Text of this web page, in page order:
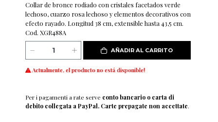
Collar de bronce rodiado con cristales facetados verde
lechoso, cuarzo rosa lechoso y elementos decorativos con
efecto rayado. Longitud 38 cm, extensible hasta 43,5 cm.
Cod. XGR488A
AÑADIR AL CARRITO
Actualmente, el producto no está disponible!
Per i pagamenti a rate serve conto bancario o carta di
debito collegata a PayPal. Carte prepagate non accettate.